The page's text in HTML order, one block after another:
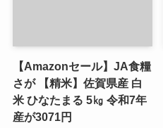
【Amazonセール】JA食糧
さが 【精米】佐賀県産 白
米 ひなたまる 5㎏ 令和7年
産が3071円